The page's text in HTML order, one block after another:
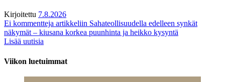
Kirjoitettu 7.8.2026
Ei kommentteja artikkeliin Sahateollisuudella edelleen synkät
näkymät – kiusana korkea puunhinta ja heikko kysyntä
Lisää uutisia
Viikon luetuimmat